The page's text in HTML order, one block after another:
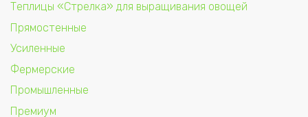
Теплицы «Стрелка» для выращивания овощей
Прямостенные
Усиленные
Фермерские
Промышленные
Премиум